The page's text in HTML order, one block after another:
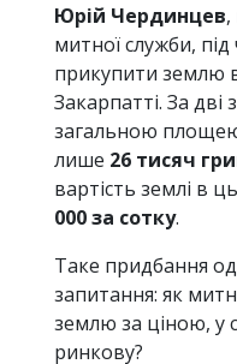
Юрій Чердинцев
митної служби, під
прикупити землю в
Закарпатті. За дві
загальною
лише 26 тисяч
вартість землі в
000 за сотку.
Таке придбання
запитання: як
землю за ціною, у
ринкову?